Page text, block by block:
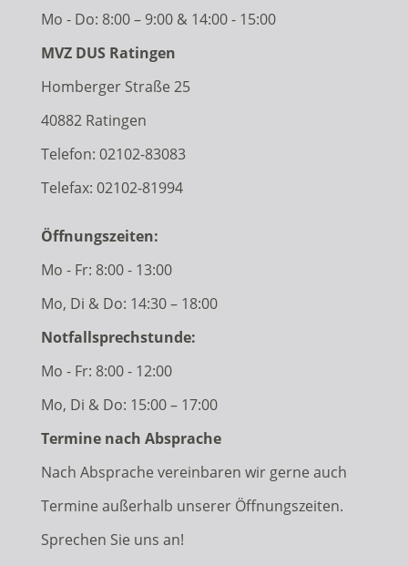
Mo - Do: 8:00 – 9:00 & 14:00 - 15:00
MVZ DUS Ratingen
Homberger Straße 25
40882 Ratingen
Telefon: 02102-83083
Telefax: 02102-81994
Öffnungszeiten:
Mo - Fr: 8:00 - 13:00
Mo, Di & Do: 14:30 – 18:00
Notfallsprechstunde:
Mo - Fr: 8:00 - 12:00
Mo, Di & Do: 15:00 – 17:00
Termine nach Absprache
Nach Absprache vereinbaren wir gerne auch
Termine außerhalb unserer Öffnungszeiten.
Sprechen Sie uns an!